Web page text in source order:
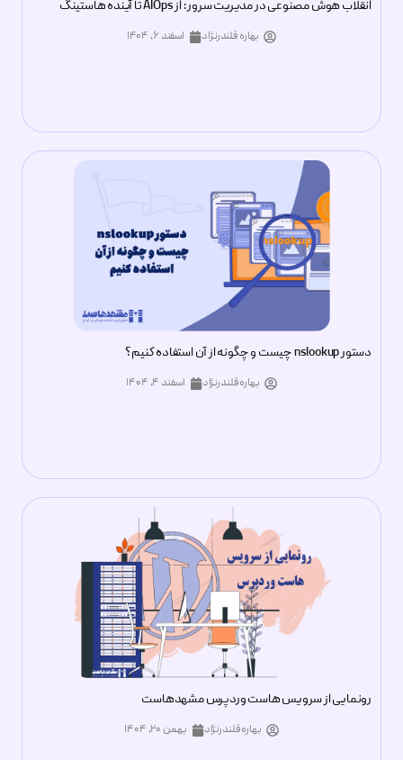
انقلاب هوش مصنوعی در مدیریت سرور : از AIOps تا آینده هاستینگ
بهاره قلندرنژاد اسفند ۶, ۱۴۰۴
دستور nslookup چیست و چگونه از آن استفاده کنیم؟
بهاره قلندرنژاد اسفند ۴, ۱۴۰۴
رونمایی از سرویس هاست وردپرس مشهدهاست
بهاره قلندرنژاد بهمن ۲۰, ۱۴۰۴